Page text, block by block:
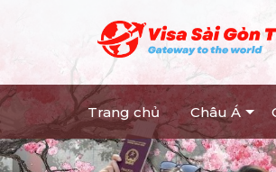
Trang chủ Châu Á